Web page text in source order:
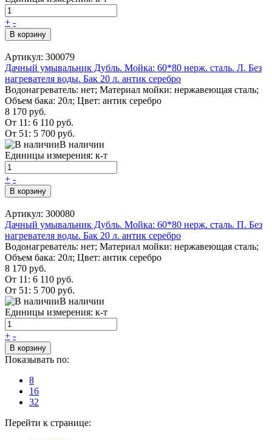
+ -
В корзину
Артикул: 300079
Дачный умывальник Дубль. Мойка: 60*80 нерж. сталь. Л. Без
нагревателя воды. Бак 20 л. антик серебро
Водонагреватель: нет; Материал мойки: нержавеющая сталь;
Объем бака: 20л; Цвет: антик серебро
8 170 руб.
От 11: 6 110 руб.
От 51: 5 700 руб.
В наличии
Единицы измерения: к-т
+ -
В корзину
Артикул: 300080
Дачный умывальник Дубль. Мойка: 60*80 нерж. сталь. П. Без
нагревателя воды. Бак 20 л. антик серебро
Водонагреватель: нет; Материал мойки: нержавеющая сталь;
Объем бака: 20л; Цвет: антик серебро
8 170 руб.
От 11: 6 110 руб.
От 51: 5 700 руб.
В наличии
Единицы измерения: к-т
+ -
В корзину
Показывать по:
8
16
32
Перейти к странице: